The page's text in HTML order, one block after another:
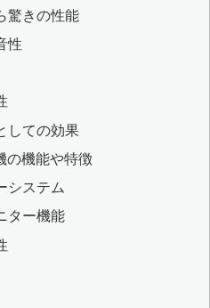
驚きの性能
性
しての効果
の機能や特徴
システム
ター機能